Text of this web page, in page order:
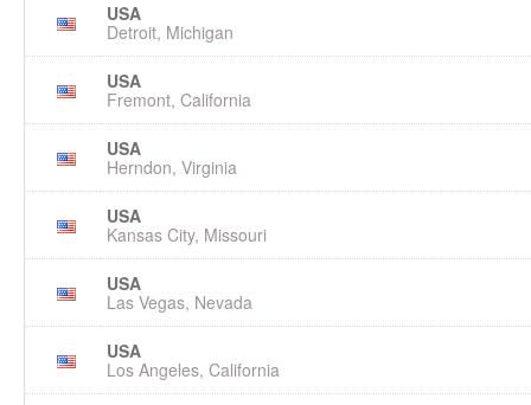
USA
Detroit, Michigan
USA
Fremont, California
USA
Herndon, Virginia
USA
Kansas City, Missouri
USA
Las Vegas, Nevada
USA
Los Angeles, California